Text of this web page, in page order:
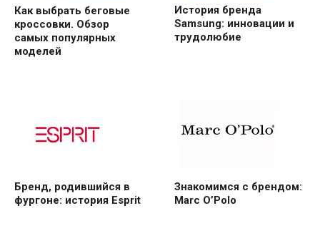
Как выбрать беговые
кроссовки. Обзор
самых популярных
моделей
История бренда
Samsung: инновации и
трудолюбие
Бренд, родившийся в
фургоне: история Esprit
Знакомимся с брендом:
Marc O’Polo